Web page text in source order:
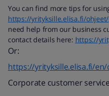
You can find more tips for
https://yrityksille.elisa.fi/
need help from our business
contact details here: https://
Or:
https://yrityksille.elisa.fi/
Corporate customer